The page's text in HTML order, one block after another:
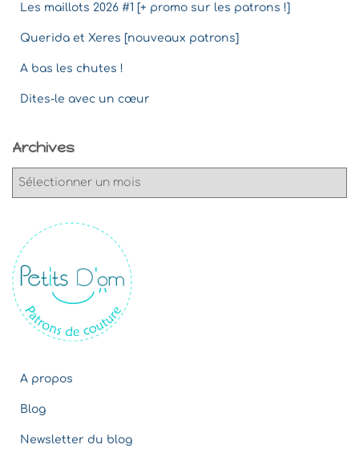
Les maillots 2026 #1 [+ promo sur les patrons !]
Querida et Xeres [nouveaux patrons]
A bas les chutes !
Dites-le avec un cœur
Archives
v
e
s
A propos
Blog
Newsletter du blog